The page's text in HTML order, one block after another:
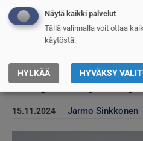
Ilmapuolutajat
15.11.2024 Jarmo Sinkkonen
Näytä kaikki palvelut
Tällä valinnalla voit ottaa
käytöstä.
HYLKÄÄ HYVÄKSY